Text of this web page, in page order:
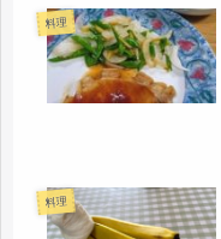
料理
料理